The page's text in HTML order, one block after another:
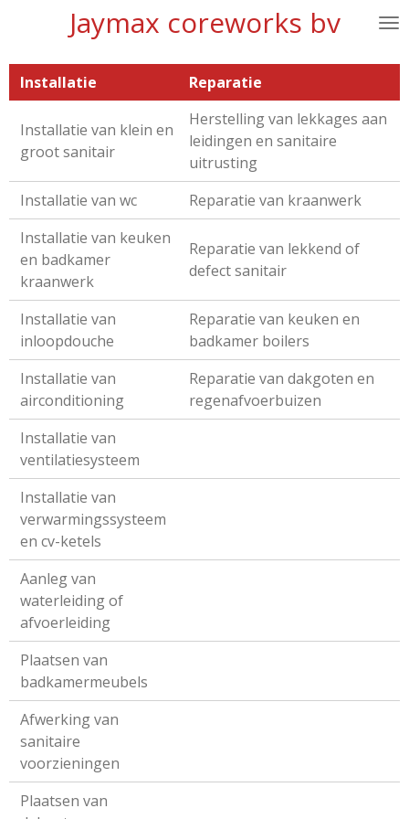
naar
de
Jaymax coreworks bv
Installatie Reparatie
Installatie van klein en
groot sanitair
Herstelling van lekkages aan
leidingen en sanitaire
uitrusting
Installatie van wc
Reparatie van kraanwerk
Installatie van keuken
en badkamer
kraanwerk
Reparatie van lekkend of
defect sanitair
Installatie van
inloopdouche
Reparatie van keuken en
badkamer boilers
Installatie van
airconditioning
Reparatie van dakgoten en
regenafvoerbuizen
Installatie van
ventilatiesysteem
Installatie van
verwarmingssysteem
en cv-ketels
Aanleg van
waterleiding of
afvoerleiding
Plaatsen van
badkamermeubels
Afwerking van
sanitaire
voorzieningen
Plaatsen van